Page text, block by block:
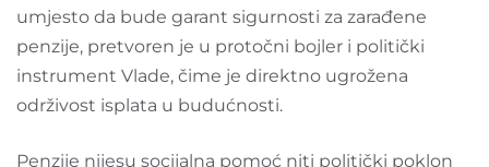
umjesto da bude garant sigurnosti za zarađene
penzije, pretvoren je u protočni bojler i politički
instrument Vlade, čime je direktno ugrožena
održivost isplata u budućnosti.
Penzije nijesu socijalna pomoć niti politički poklon